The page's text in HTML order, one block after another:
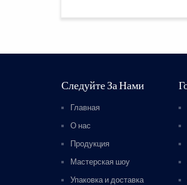
Следуйте За Нами
Главная
О нас
Продукция
Мастерская шоу
Упаковка и доставка